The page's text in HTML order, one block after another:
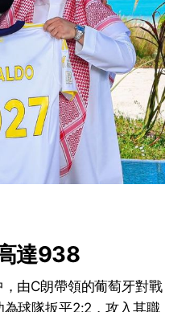
達938
由C朗帶領的葡萄牙對戰
球隊扳平2:2，攻入其職